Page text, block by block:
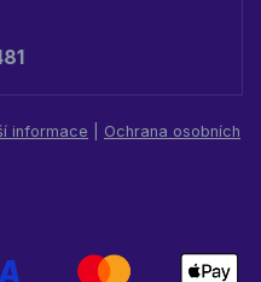
informace
Ochrana osobních